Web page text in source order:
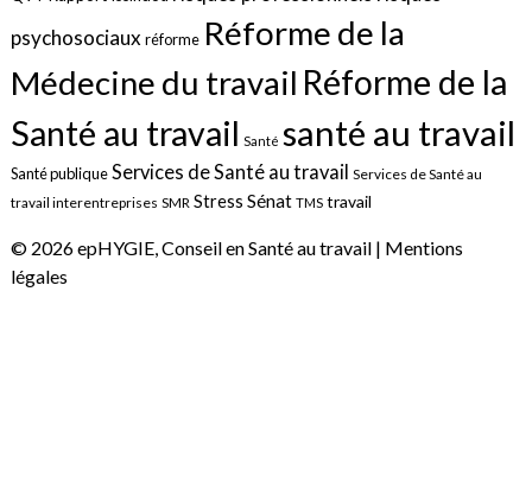
psychosociaux réforme Réforme de la
Médecine du travail Réforme de la
Santé au travail Santé santé au travail
Santé publique Services de Santé au travail Services de Santé au
travail interentreprises SMR Stress Sénat TMS travail
© 2026 epHYGIE, Conseil en Santé au travail | Mentions
légales